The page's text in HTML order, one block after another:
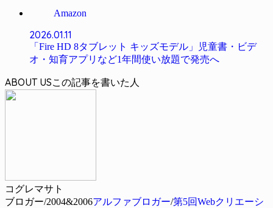
Amazon
2026.01.11
「Fire HD 8タブレット キッズモデル」児童書・ビデ
オ・知育アプリなど1年間使い放題で発売へ
ABOUT US
コグレマサト
ブロガー/2004&2006アルファブロガー/第5回Webクリエーシ